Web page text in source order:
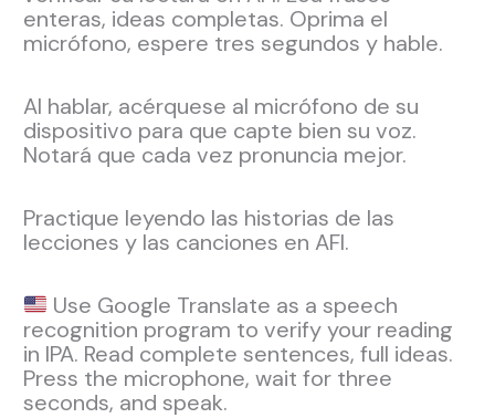
enteras, ideas completas. Oprima el
micrófono, espere tres segundos y hable.
Al hablar, acérquese al micrófono de su
dispositivo para que capte bien su voz.
Notará que cada vez pronuncia mejor.
Practique leyendo las historias de las
lecciones y las canciones en AFI.
Use Google Translate as a speech
recognition program to verify your reading
in IPA. Read complete sentences, full ideas.
Press the microphone, wait for three
seconds, and speak.